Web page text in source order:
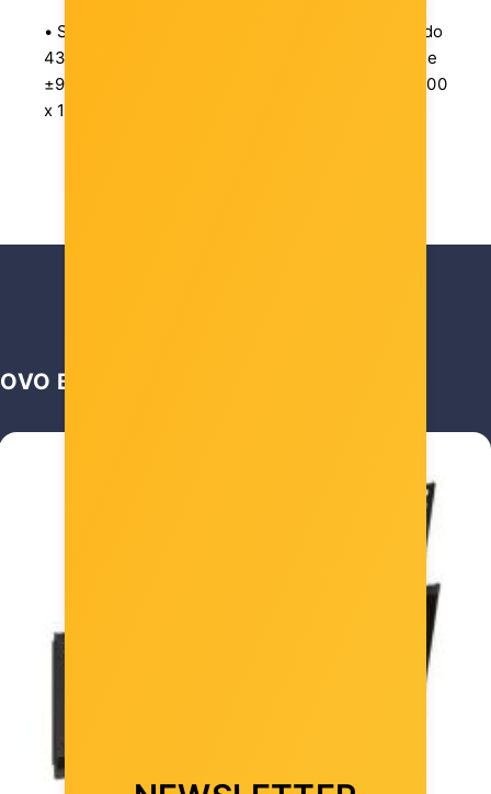
• Single ARM zidni nosač • Podržava TV od 13” do
43”• Omogućuje nagib od +5° do -12°, zakretanje
±90°, podešavanje razine ±3° • VESA: 75 x 75, 100
x 100, 200 x 100, 200 x 200 • Nosivost do 20 kg
OVO BI VAS MOGLO ZANIMATI …